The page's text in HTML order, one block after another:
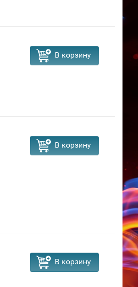
В корзину
В корзину
В корзину